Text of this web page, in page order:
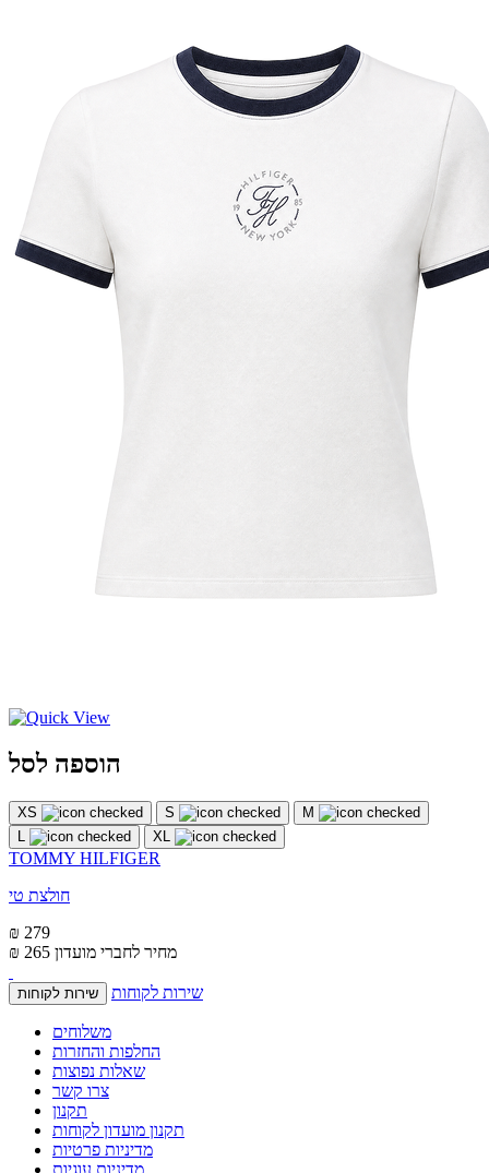
הוספה לסל
XS S
M
L
XL
TOMMY HILFIGER
חולצת טי
₪ 279
₪ 265 מחיר לחברי מועדון
שירות לקוחות שירות לקוחות
משלוחים
החלפות והחזרות
שאלות נפוצות
צרו קשר
תקנון
תקנון מועדון לקוחות
מדיניות פרטיות
מדיניות עוגיות